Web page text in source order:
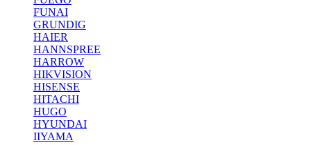
FUNAI
GRUNDIG
HAIER
HANNSPREE
HARROW
HIKVISION
HISENSE
HITACHI
HUGO
HYUNDAI
IIYAMA